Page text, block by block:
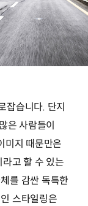
잡습니다. 단지
은 사람들이
미지 때문만은
고 할 수 있는
를 감싼 독특한
스타일링은